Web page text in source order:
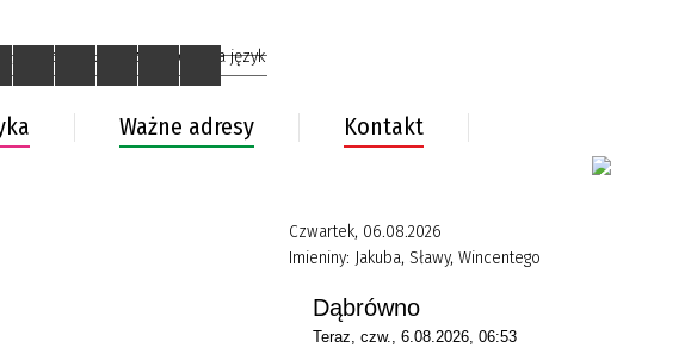
Ważne adresy Kontakt
Czwartek, 06.08.2026
Imieniny: Jakuba, Sławy, Wincentego